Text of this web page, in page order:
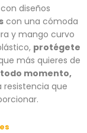
con diseños
con una cómoda
y mango curvo
protégete
más quieres de
todo momento,
resistencia que